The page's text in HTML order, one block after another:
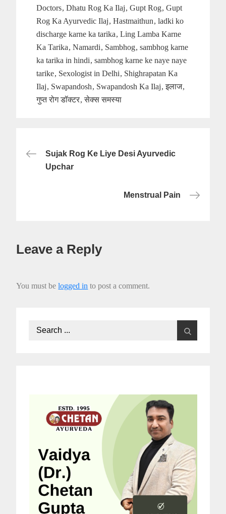
Doctors Dhatu Rog Ka Ilaj Gupt Rog Gupt
Rog Ka Ayurvedic Ilaj
Hastmaithun
ladki ko
discharge karne ka tarika
Ling Lamba Karne
Ka Tarika
Namardi Sambhog sambhog karne
ka tarika in hindi
sambhog karne ke naye naye
tarike Sexologist in Delhi
Shighrapatan Ka
Ilaj
Swapandosh Swapandosh Ka Ilaj
इलाज
गुप्त रोग डॉक्टर सेक्स समस्या
Post
navigation
Sujak Rog Ke Liye Desi Ayurvedic
Upchar
Menstrual Pain
Leave a Reply
You must belogged in to post a comment.
Search